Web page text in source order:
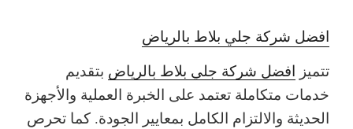
افضل شركة جلي بلاط بالرياض
تتميز افضل شركة جلي بلاط بالرياض بتقديم
خدمات متكاملة تعتمد على الخبرة العملية والأجهزة
الحديثة والالتزام الكامل بمعايير الجودة. كما تحرص